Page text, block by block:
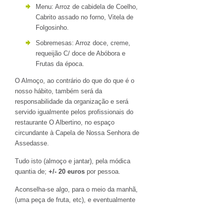
Menu: Arroz de cabidela de Coelho,
Cabrito assado no forno, Vitela de
Folgosinho.
Sobremesas: Arroz doce, creme,
requeijão C/ doce de Abóbora e
Frutas da época.
O Almoço, ao contrário do que do que é o
nosso hábito, também será da
responsabilidade da organização e será
servido igualmente pelos profissionais do
restaurante O Albertino, no espaço
circundante à Capela de Nossa Senhora de
Assedasse.
Tudo isto (almoço e jantar), pela módica
quantia de; +/- 20 euros por pessoa.
Aconselha-se algo, para o meio da manhã,
(uma peça de fruta, etc), e eventualmente